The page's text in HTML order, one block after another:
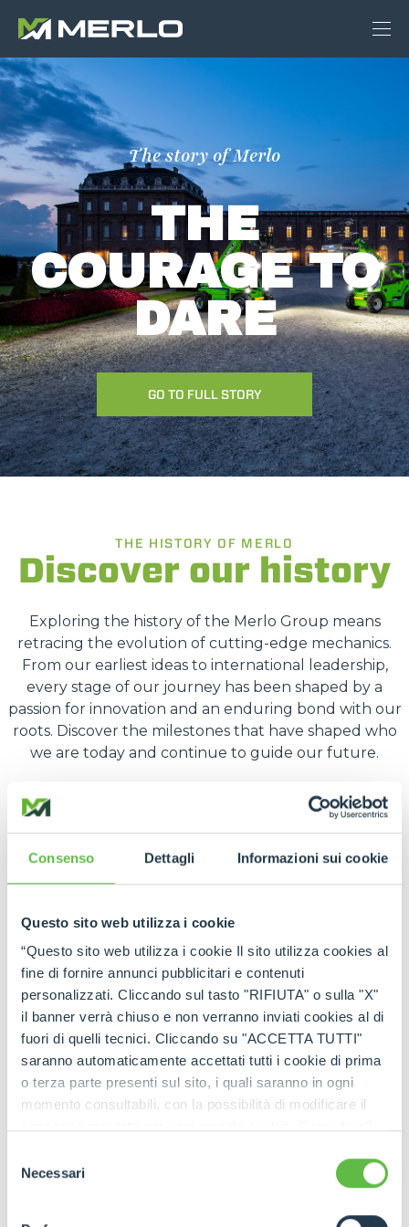
Consenso Dettagli Informazioni sui cookie
Questo sito web utilizza i cookie
“Questo sito web utilizza i cookie Il sito utilizza cookies al
fine di fornire annunci pubblicitari e contenuti
personalizzati. Cliccando sul tasto "RIFIUTA" o sulla "X"
il banner verrà chiuso e non verranno inviati cookies al di
fuori di quelli tecnici. Cliccando su "ACCETTA TUTTI"
saranno automaticamente accettati tutti i cookie di prima
o terza parte presenti sul sito, i quali saranno in ogni
momento consultabili, con la possibilità di modificare il
ogni pagina, selezionare "Modifichi il suo consenso" e
dell'informativa completa nel footer presente in ogni
delNecessari
The story of Merlo
THE
COURAGE TO
DARE
GO TO FULL STORY
THE HISTORY OF MERLO
Discover our history
Exploring the history of the Merlo Group means
retracing the evolution of cutting-edge mechanics.
From our earliest ideas to international leadership,
every stage of our journey has been shaped by a
passion for innovation and an enduring bond with our
roots. Discover the milestones that have shaped who
we are today and continue to guide our future.
GO TO FULL STORY